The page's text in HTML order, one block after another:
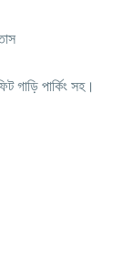
গাড়ি পার্কিং সহ।